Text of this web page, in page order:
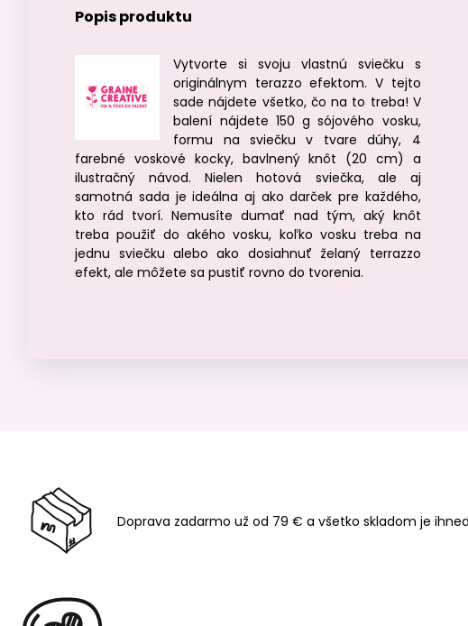
Popis produktu
Vytvorte si svoju vlastnú sviečku s
originálnym terazzo efektom. V tejto
sade nájdete všetko, čo na to treba! V
balení nájdete 150 g sójového vosku,
formu na sviečku v tvare dúhy, 4
farebné voskové kocky, bavlnený knôt (20 cm) a
ilustračný návod. Nielen hotová sviečka, ale aj
samotná sada je ideálna aj ako darček pre každého,
kto rád tvorí. Nemusíte dumať nad tým, aký knôt
treba použiť do akého vosku, koľko vosku treba na
jednu sviečku alebo ako dosiahnuť želaný terrazzo
efekt, ale môžete sa pustiť rovno do tvorenia.
Doprava zadarmo už od 79 € a všetko skladom je